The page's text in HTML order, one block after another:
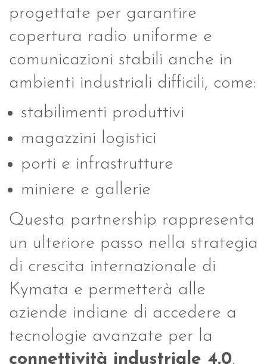
progettate per garantire
copertura radio uniforme e
comunicazioni stabili anche in
ambienti industriali difficili, come:
stabilimenti produttivi
magazzini logistici
porti e infrastrutture
miniere e gallerie
Questa partnership rappresenta
un ulteriore passo nella strategia
di crescita internazionale di
Kymata e permetterà alle
aziende indiane di accedere a
tecnologie avanzate per la
connettività industriale 4.0,